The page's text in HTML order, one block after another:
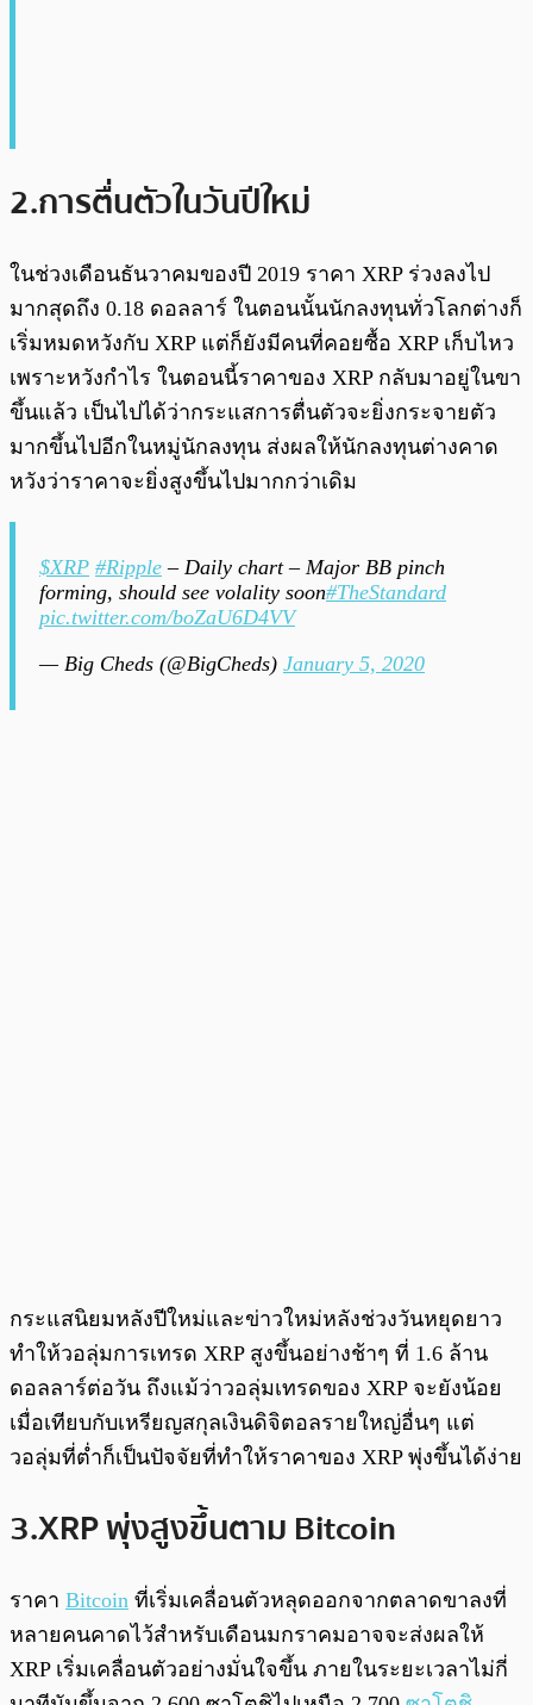
2.การตื่นตัวในวันปีใหม่
ในช่วงเดือนธันวาคมของปี 2019 ราคา XRP ร่วงลงไป
มากสุดถึง 0.18 ดอลลาร์ ในตอนนั้นนักลงทุนทั่วโลกต่างก็
เริ่มหมดหวังกับ XRP แต่ก็ยังมีคนที่คอยซื้อ XRP เก็บไหว
เพราะหวังกำไร ในตอนนี้ราคาของ XRP กลับมาอยู่ในขา
ขึ้นแล้ว เป็นไปได้ว่ากระแสการตื่นตัวจะยิ่งกระจายตัว
มากขึ้นไปอีกในหมู่นักลงทุน ส่งผลให้นักลงทุนต่างคาด
หวังว่าราคาจะยิ่งสูงขึ้นไปมากกว่าเดิม
$XRP #Ripple – Daily chart – Major BB pinch
forming, should see volality soon#TheStandard
pic.twitter.com/boZaU6D4VV
— Big Cheds (@BigCheds) January 5, 2020
กระแสนิยมหลังปีใหม่และข่าวใหม่หลังช่วงวันหยุดยาว
ทำให้วอลุ่มการเทรด XRP สูงขึ้นอย่างช้าๆ ที่ 1.6 ล้าน
ดอลลาร์ต่อวัน ถึงแม้ว่าวอลุ่มเทรดของ XRP จะยังน้อย
เมื่อเทียบกับเหรียญสกุลเงินดิจิตอลรายใหญ่อื่นๆ แต่
วอลุ่มที่ต่ำก็เป็นปัจจัยที่ทำให้ราคาของ XRP พุ่งขึ้นได้ง่าย
3.XRP พุ่งสูงขึ้นตาม Bitcoin
ราคา Bitcoin ที่เริ่มเคลื่อนตัวหลุดออกจากตลาดขาลงที่
หลายคนคาดไว้สำหรับเดือนมกราคมอาจจะส่งผลให้
XRP เริ่มเคลื่อนตัวอย่างมั่นใจขึ้น ภายในระยะเวลาไม่กี่